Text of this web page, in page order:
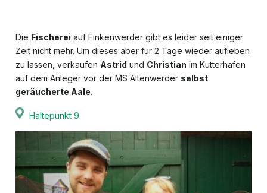
Die Fischerei auf Finkenwerder gibt es leider seit einiger
Zeit nicht mehr. Um dieses aber für 2 Tage wieder aufleben
zu lassen, verkaufen Astrid und Christian im Kutterhafen
auf dem Anleger vor der MS Altenwerder selbst
geräucherte Aale.
Haltepunkt 9